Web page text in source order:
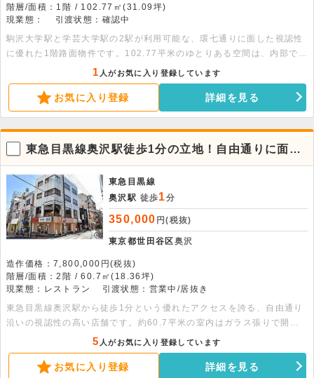
階層/面積：1階 / 102.77㎡(31.09坪)
現業態：
引渡状態：確認中
駒沢大学駅と学芸大学駅の2駅が利用可能な、環七通りに面した視認性
に優れた1階路面物件です。102.77平米のゆとりある空間は、内部でつ
ながった安定感のある造り。店舗や事務所として幅広い業態の相談が可
能です。是非お問い合わせください。
1 人がお気に入り登録しています
お気に入り登録 詳細を見る
東急目黒線奥沢駅徒歩1分の立地！自由通りに面し
た2階居抜き物件。
東急目黒線
奥沢駅 徒歩1分
350,000 円(税抜)
東京都世田谷区奥沢
造作価格：7,800,000円(税抜)
階層/面積：2階 / 60.7㎡(18.36坪)
現業態：レストラン
引渡状態：営業中/居抜き
東急目黒線奥沢駅から徒歩1分という優れたアクセスを誇る、自由通り
沿いの視認性の高い店舗です。約60.7平米の室内はガラス張りで開放
感があり、2023年に整えられた内装やピアノ等の備品も相談可能で
す。詳細につきましてはお問い合わせください。
5 人がお気に入り登録しています
お気に入り登録 詳細を見る